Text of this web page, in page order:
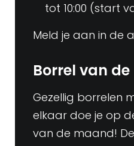
tot 10:00 (start
Meld je aan in de
Borrel van
Gezellig borrelen
elkaar doe je op
van de maand!